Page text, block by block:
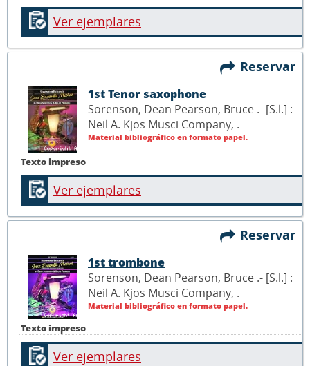
Ver ejemplares
Reservar
Texto impreso
1st Tenor saxophone
Sorenson, Dean Pearson, Bruce .- [S.l.] :
Neil A. Kjos Musci Company, .
Material bibliográfico en formato papel.
Ver ejemplares
Reservar
Texto impreso
1st trombone
Sorenson, Dean Pearson, Bruce .- [S.l.] :
Neil A. Kjos Musci Company, .
Material bibliográfico en formato papel.
Ver ejemplares